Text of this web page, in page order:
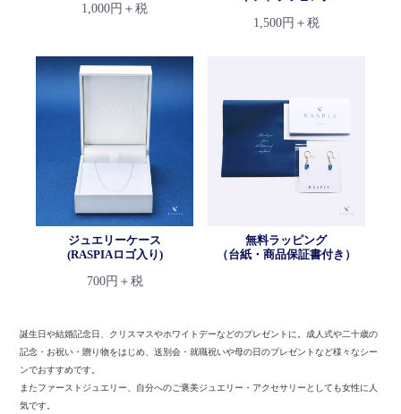
1,000円＋税
1,500円＋税
ジュエリーケース
(RASPIAロゴ入り)
700円＋税
無料ラッピング
（台紙・商品保証書付き）
誕生日や結婚記念日、クリスマスやホワイトデーなどのプレゼントに。 成人式や二十歳の
記念・お祝い・贈り物をはじめ、送別会・就職祝いや母の日のプレゼントなど様々なシー
ンでおすすめです。
またファーストジュエリー、自分へのご褒美ジュエリー・アクセサリーとしても女性に人
気です。